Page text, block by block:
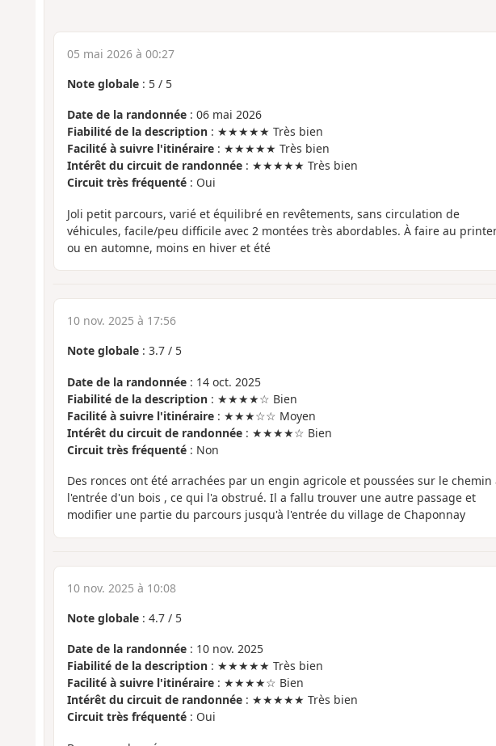
05 mai 2026 à 00:27
Note globale: 5/ 5
Date de la randonnée: 06 mai 2026
Fiabilité de la description: ★★★★★ Très bien
Facilité à suivre l'itinéraire: ★★★★★ Très bien
Intérêt du circuit de randonnée: ★★★★★ Très bien
Circuit très fréquenté: Oui
Joli petit parcours, varié et équilibré en revêtements, sans circulation de
véhicules, facile/peu difficile avec 2 montées très abordables. À faire au
ou en automne, moins en hiver et été
10 nov. 2025 à 17:56
Note globale: 3.7/ 5
Date de la randonnée: 14 oct. 2025
Fiabilité de la description: ★★★★☆ Bien
Facilité à suivre l'itinéraire: ★★★☆☆ Moyen
Intérêt du circuit de randonnée: ★★★★☆ Bien
Circuit très fréquenté: Non
Des ronces ont été arrachées par un engin agricole et poussées sur le chemin
l'entrée d'un bois , ce qui l'a obstrué. Il a fallu trouver une autre passage et
modifier une partie du parcours jusqu'à l'entrée du village de Chaponnay
10 nov. 2025 à 10:08
Note globale: 4.7/ 5
Date de la randonnée: 10 nov. 2025
Fiabilité de la description: ★★★★★ Très bien
Facilité à suivre l'itinéraire: ★★★★☆ Bien
Intérêt du circuit de randonnée: ★★★★★ Très bien
Circuit très fréquenté: Oui